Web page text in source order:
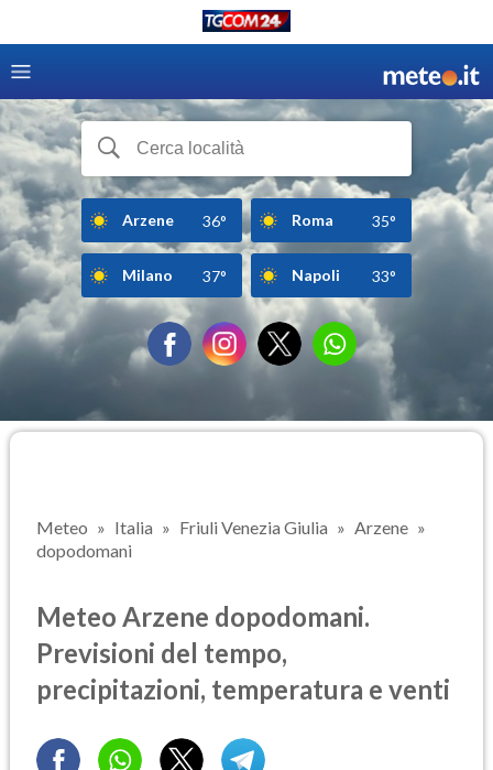
Arzene 36° Roma 35°
Milano 37° Napoli 33°
Meteo Italia Friuli Venezia Giulia
Arzene
dopodomani
Meteo Arzene dopodomani.
Previsioni del tempo,
precipitazioni, temperatura e venti